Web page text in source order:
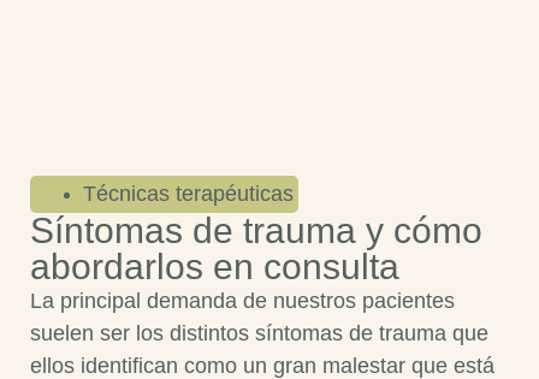
Técnicas terapéuticas
Síntomas de trauma y cómo
abordarlos en consulta
La principal demanda de nuestros pacientes
suelen ser los distintos síntomas de trauma que
ellos identifican como un gran malestar que está